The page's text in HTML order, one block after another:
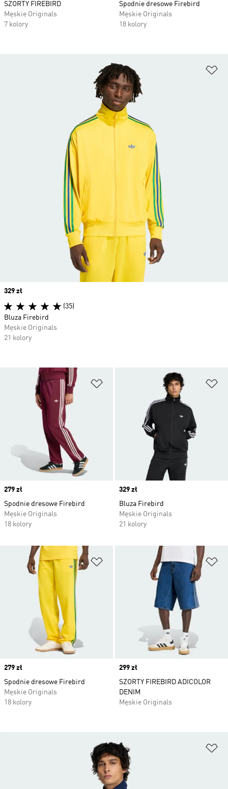
SZORTY FIREBIRD
Męskie Originals
7 kolory
Spodnie dresowe Firebird
Męskie Originals
18 kolory
Dodaj do listy życzeń
Price
279 zł
Spodnie dresowe Firebird
Męskie Originals
18 kolory
Price
329 zł
Bluza Firebird
Męskie Originals
21 kolory
Dodaj do listy życzeń
Price
279 zł
Spodnie dresowe Firebird
Męskie Originals
18 kolory
Price
299 zł
SZORTY FIREBIRD ADICOLOR
DENIM
Męskie Originals
Price
329 zł
(35)
Bluza Firebird
Męskie Originals
21 kolory